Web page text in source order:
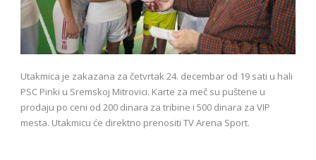
Utakmica je zakazana za četvrtak 24. decembar od 19 sati u hali
PSC Pinki u Sremskoj Mitrovici. Karte za meč su puštene u
prodaju po ceni od 200 dinara za tribine i 500 dinara za VIP
mesta. Utakmicu će direktno prenositi TV Arena Sport.